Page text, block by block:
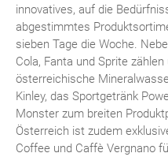
innovatives, auf die
abgestimmtes
sieben Tage die Woche.
Cola, Fanta und Sprite
österreichische
Kinley, das Sportgetränk
Monster zum breiten
Österreich ist zudem
Coffee und Caffè Vergnano